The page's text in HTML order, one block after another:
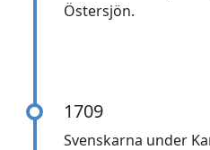
Östersjön.
1709
Svenskarna under